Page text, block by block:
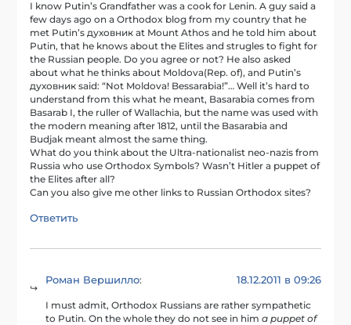
I know Putin’s Grandfather was a cook for Lenin. A guy said a
few days ago on a Orthodox blog from my country that he
met Putin’s духовник at Mount Athos and he told him about
Putin, that he knows about the Elites and strugles to fight for
the Russian people. Do you agree or not? He also asked
about what he thinks about Moldova(Rep. of), and Putin’s
духовник said: “Not Moldova! Bessarabia!”… Well it’s hard to
understand from this what he meant, Basarabia comes from
Basarab I, the ruller of Wallachia, but the name was used with
the modern meaning after 1812, until the Basarabia and
Budjak meant almost the same thing.
What do you think about the Ultra-nationalist neo-nazis from
Russia who use Orthodox Symbols? Wasn’t Hitler a puppet of
the Elites after all?
Can you also give me other links to Russian Orthodox sites?
Ответить
Роман Вершилло: 18.12.2011 в 09:26
I must admit, Orthodox Russians are rather sympathetic
to Putin. On the whole they do not see in hima puppet of